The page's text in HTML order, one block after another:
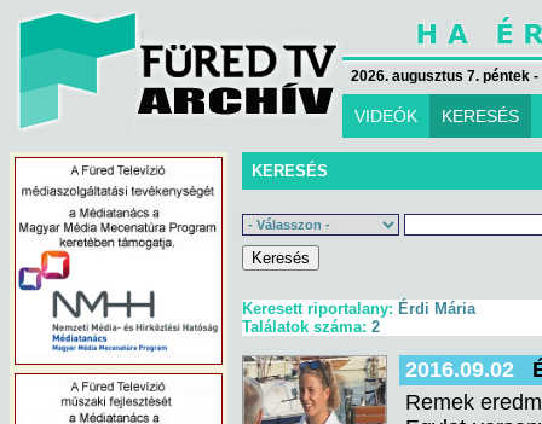
2026. augusztus 7. péntek
VIDEÓK KERESÉS
KERESÉS
Keresett riportalany: Érdi Mária
Találatok száma: 2
2016.09.02
Remek